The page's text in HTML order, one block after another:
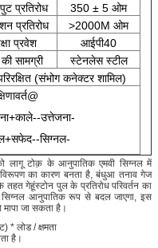
प्रतिरोध
350 ± 5 ओम
प्रतिरोध
>2000M ओम
प्रवेश
आईपी40
सामग्री
स्टेनलेस स्टील
(संभोग कनेक्टर शामिल)
उत्तेजना-
सिग्नल-
लागू टोक़ के आनुपातिक एमवी सिग्नल में
विरूपण का कारण बनता है, बंधुआ तनाव गेज
तहत गेहूंस्टोन पुल के प्रतिरोध परिवर्तन का
आनुपातिक रूप से बदल जाएगा, इस
जा सकता है।
* लोड / क्षमता
है।